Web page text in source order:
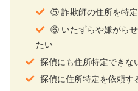
⑤ 詐欺師の住所を特
⑥ いたずらや嫌がら
たい
探偵にも住所特定できな
探偵に住所特定を依頼す